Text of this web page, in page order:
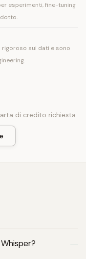
esperimenti, fine-tuning
sui dati e sono
di credito richiesta.